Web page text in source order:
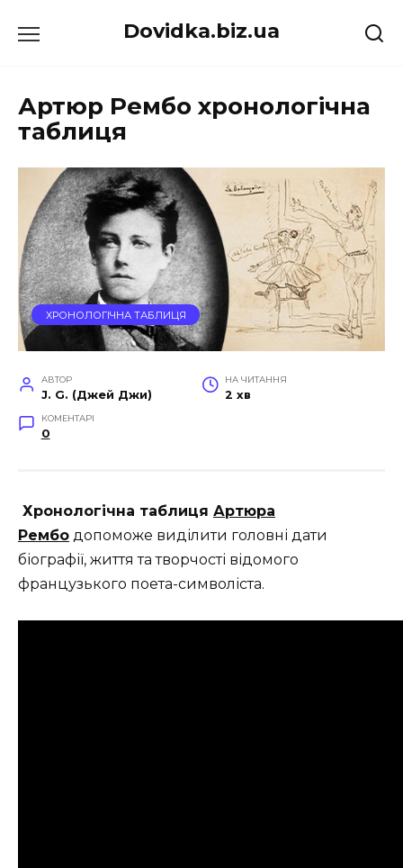
до
Dovidka.biz.ua
Артюр Рембо хронологічна
таблиця
ХРОНОЛОГІЧНА ТАБЛИЦЯ
АВТОР
J. G. (Джей Джи)
НА ЧИТАННЯ
2 хв
КОМЕНТАРІ
0
Хронологічна таблиця Артюра
Рембо допоможе виділити головні дати
біографії, життя та творчості відомого
французького поета-символіста.